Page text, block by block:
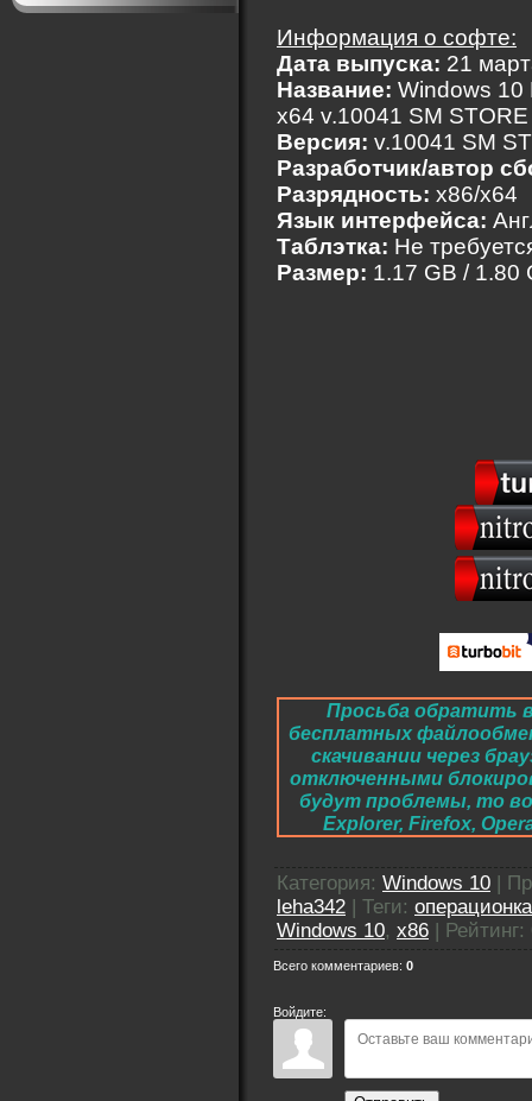
Информация о софте:
Дата выпуска: 21
Название: Windows 10
х64 v.10041 SM STORE
Версия: v.10041 SM
Разработчик/автор
Разрядность: x86/x64
Язык интерфейса:
Таблэтка: Не
Размер: 1.17 GB / 1.80
Просьба обратить
бесплатных
скачивании через
отключенными
будут проблемы, то
Explorer, Firefox,
Категория: Windows 10
leha342
Теги: операционка
Windows 10, x86 Рейтинг:
Всего комментариев: 0
Войдите: